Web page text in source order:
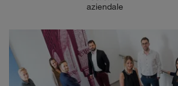
aziendale